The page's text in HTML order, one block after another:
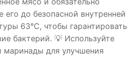
его до безопасной внутренней
63°C, чтобы гарантировать
бактерий. 💡 Используйте
маринады для улучшения